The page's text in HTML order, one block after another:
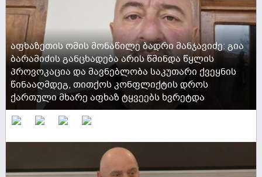
აფხაზეთის ომის მონაწილე ბადრი მანჯავიძე: გია
ბარამიძის განცხადება არის წმინდა წყლის
პროვოკაცია და მავნებლობა საკუთარი ქვეყნის
წინააღმდეგ, თითქოს კონფლიქტის დროს
ქართული მხარე აფხაზ ტყვეებს ხვრეტდა